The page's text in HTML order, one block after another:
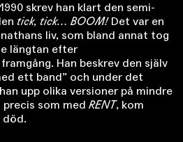
skrev han klart den semi-
tick, tick… BOOM! Det var en
liv, som bland annat tog
längtan efter
Han beskrev den själv
ett band” och under det
upp olika versioner på mindre
som med RENT, kom
död.